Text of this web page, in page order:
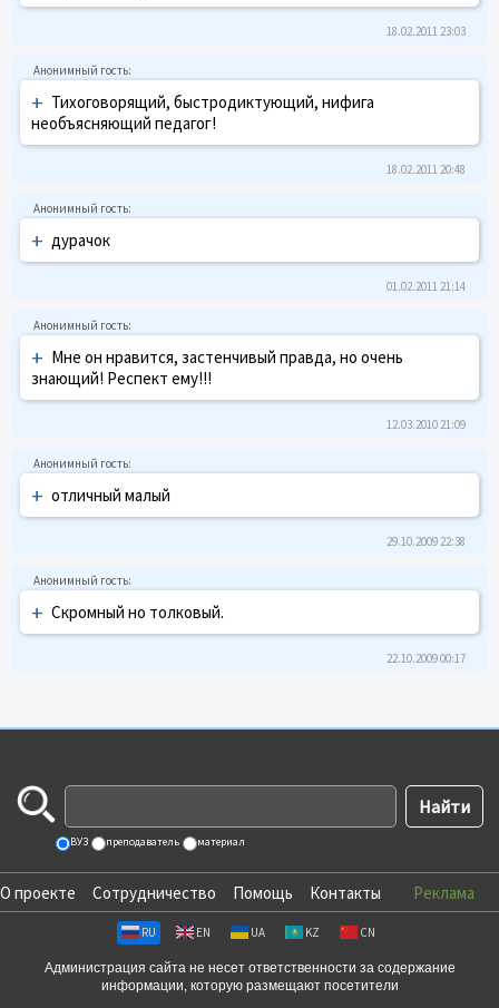
18.02.2011 23:03
+ Тихоговорящий, быстродиктующий, нифига
необъясняющий педагог!
18.02.2011 20:48
+ дурaчок
01.02.2011 21:14
+ Мне он нравится, застенчивый правда, но очень
знающий! Респект ему!!!
12.03.2010 21:09
+ отличный малый
29.10.2009 22:38
+ Скромный но толковый.
22.10.2009 00:17
ВУЗ преподаватель материал
О проекте Сотрудничество Помощь Контакты Реклама
RU EN UA KZ CN
Администрация сайта не несет ответственности за содержание
информации, которую размещают посетители